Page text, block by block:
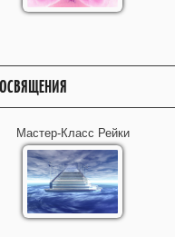
Мастер-Класс Рейки